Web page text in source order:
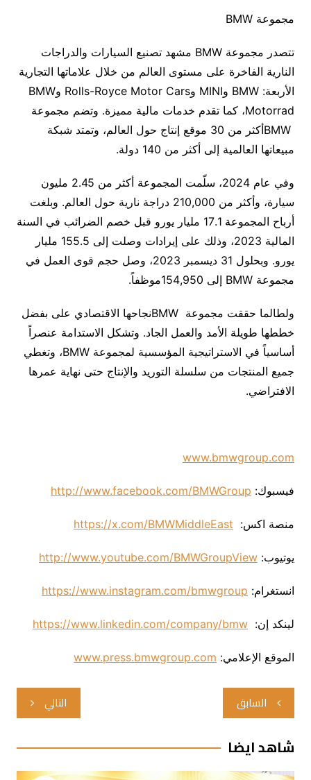
مجموعة BMW
تتصدر مجموعة BMW مشهد تصنيع السيارات والدراجات
النارية الفاخرة على مستوى العالم من خلال علاماتها التجارية
الأربعة: BMW وMINI وRolls-Royce Motor Cars وBMW
Motorrad، كما تقدم خدمات مالية مميزة. وتضم مجموعة
BMWأكثر من 30 موقع إنتاج حول العالم، وتمتد شبكة
مبيعاتها العالمية إلى أكثر من 140 دولة.
وفي عام 2024، سلّمت المجموعة أكثر من 2.45 مليون
سيارة، وأكثر من 210,000 دراجة نارية حول العالم. وبلغت
أرباح المجموعة 17.1 مليار يورو قبل خصم الضرائب في السنة
المالية 2023، وذلك على إيرادات وصلت إلى 155.5 مليار
يورو. وبحلول 31 ديسمبر 2023، وصل حجم قوى العمل في
مجموعة BMW إلى 154,950موظفاً.
ولطالما حققت مجموعة BMWنجاحها الاقتصادي على بفضل
خططها طويلة الأمد والعمل الجاد. وتشكل الاستدامة عنصراً
أساسياً في الاستراتيجية المؤسسية لمجموعة BMW، وتغطي
جميع المنتجات من سلسلة التوريد والإنتاج حتى نهاية عمرها
الافتراضي.
www.bmwgroup.com
فيسبوك: http://www.facebook.com/BMWGroup
منصة اكس: https://x.com/BMWMiddleEast
يوتيوب: http://www.youtube.com/BMWGroupView
انستغرام: https://www.instagram.com/bmwgroup
لينكد إن: https://www.linkedin.com/company/bmw
الموقع الإعلامي: www.press.bmwgroup.com
تصفّح
المقالات
السابق التالي
شاهد ايضا